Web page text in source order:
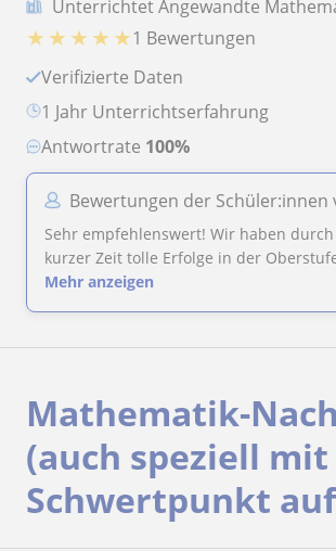
Unterrichtet Angewandte
★ ★ ★ ★ ★1 Bewertungen
Verifizierte Daten
1 Jahr Unterrichtserfahrung
Antwortrate 100%
Bewertungen der Schüler:innen
Sehr empfehlenswert! Wir haben
Mehr anzeigen
Mathematik-
(auch speziell mit
Schwertpunkt auf